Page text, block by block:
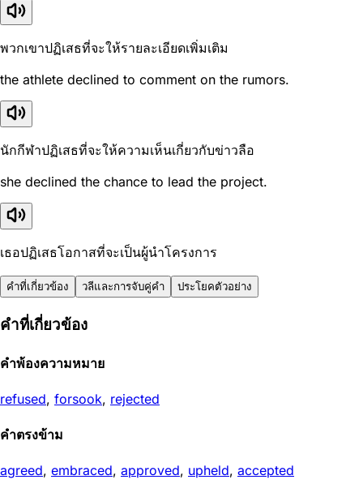
พวกเขาปฏิเสธที่จะให้รายละเอียดเพิ่มเติม
the athlete declined to comment on the rumors.
นักกีฬาปฏิเสธที่จะให้ความเห็นเกี่ยวกับข่าวลือ
she declined the chance to lead the project.
เธอปฏิเสธโอกาสที่จะเป็นผู้นำโครงการ
คำที่เกี่ยวข้อง วลีและการจับคู่คำ ประโยคตัวอย่าง
คำที่เกี่ยวข้อง
คำพ้องความหมาย
refused, forsook, rejected
คำตรงข้าม
agreed, embraced, approved, upheld, accepted